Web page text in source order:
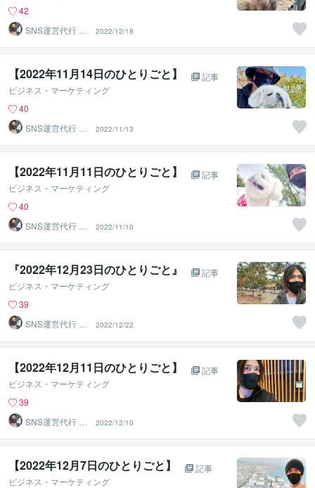
42
SNS運営代行 ま
るなげ
2022/12/18
【2022年11月14日のひとりごと】⁡
記事
ビジネス・マーケティング
40
SNS運営代行 ま
るなげ
2022/11/13
【2022年11月11日のひとりごと】⁡
記事
ビジネス・マーケティング
40
SNS運営代行 ま
るなげ
2022/11/10
『2022年12月23日のひとりごと』⁡
記事
ビジネス・マーケティング
39
SNS運営代行 ま
るなげ
2022/12/22
【2022年12月11日のひとりごと】⁡
記事
ビジネス・マーケティング
39
SNS運営代行 ま
るなげ
2022/12/10
【2022年12月7日のひとりごと】⁡
記事
ビジネス・マーケティング